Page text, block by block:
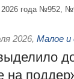
2026 года №952,
2026, Малое и
на